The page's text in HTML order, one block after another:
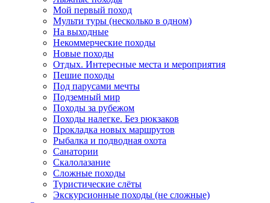
Мой первый поход
Мульти туры (несколько в одном)
На выходные
Некоммерческие походы
Новые походы
Отдых. Интересные места и мероприятия
Пешие походы
Под парусами мечты
Подземный мир
Походы за рубежом
Походы налегке. Без рюкзаков
Прокладка новых маршрутов
Рыбалка и подводная охота
Санатории
Скалолазание
Сложные походы
Туристические слёты
Экскурсионные походы (не сложные)